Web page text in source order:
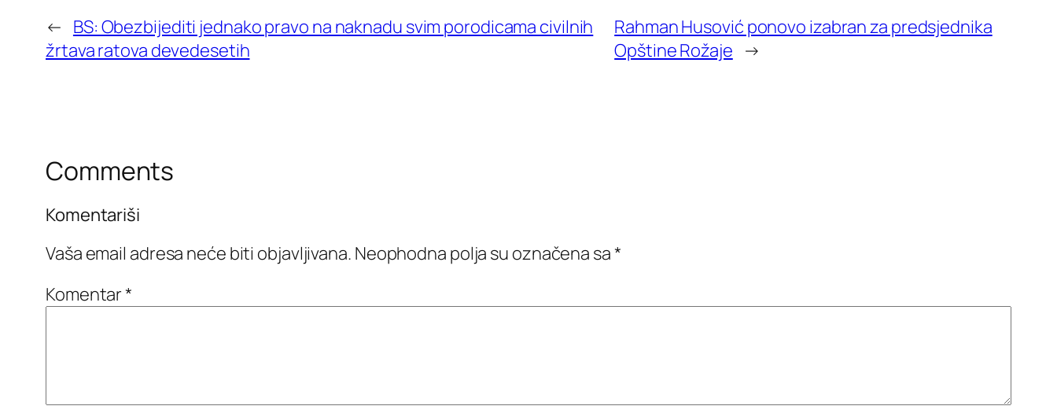
← BS: Obezbijediti jednako pravo na naknadu svim porodicama civilnih
žrtava ratova devedesetih
Rahman Husović ponovo izabran za predsjednika
Opštine Rožaje →
Comments
Komentariši
Vaša email adresa neće biti objavljivana. Neophodna polja su označena sa*
Komentar*